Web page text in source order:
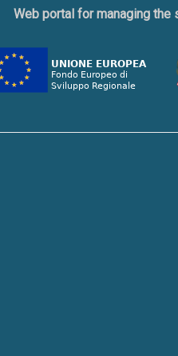
Web portal for managing the